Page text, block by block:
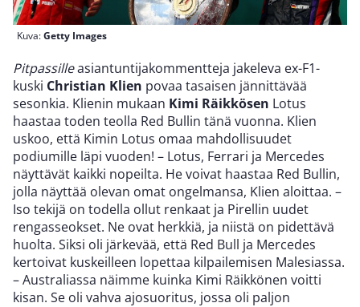
Kuva:Getty Images
Pitpassilleasiantuntijakommentteja jakeleva ex-F1-
kuski Christian Klien povaa tasaisen jännittävää
sesonkia. Klienin mukaan Kimi Räikkösen Lotus
haastaa toden teolla Red Bullin tänä vuonna. Klien
uskoo, että Kimin Lotus omaa mahdollisuudet
podiumille läpi vuoden! – Lotus, Ferrari ja Mercedes
näyttävät kaikki nopeilta. He voivat haastaa Red Bullin,
jolla näyttää olevan omat ongelmansa, Klien aloittaa. –
Iso tekijä on todella ollut renkaat ja Pirellin uudet
rengasseokset. Ne ovat herkkiä, ja niistä on pidettävä
huolta. Siksi oli järkevää, että Red Bull ja Mercedes
kertoivat kuskeilleen lopettaa kilpailemisen Malesiassa.
– Australiassa näimme kuinka Kimi Räikkönen voitti
kisan. Se oli vahva ajosuoritus, jossa oli paljon